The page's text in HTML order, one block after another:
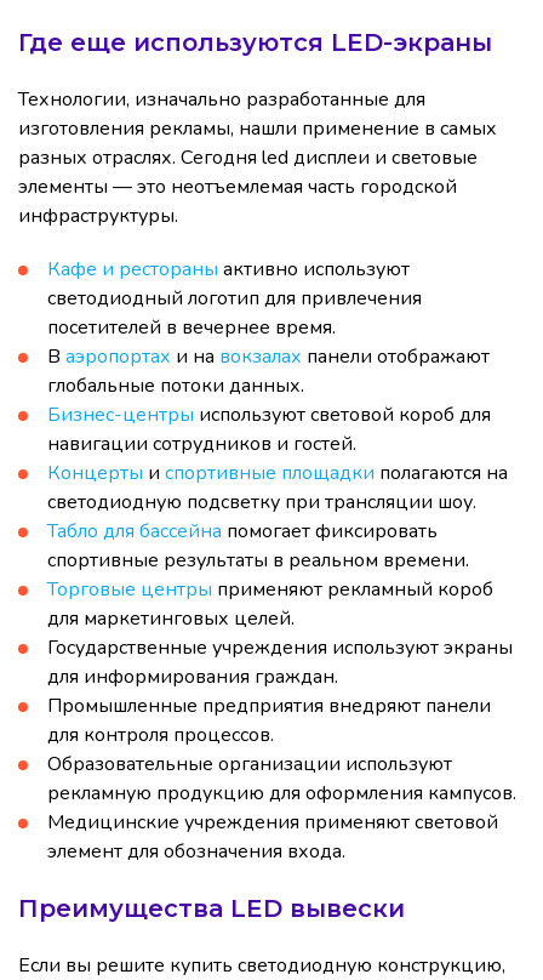
Где еще используются LED-экраны
Технологии, изначально разработанные для
изготовления рекламы, нашли применение в самых
разных отраслях. Сегодня led дисплеи и световые
элементы — это неотъемлемая часть городской
инфраструктуры.
Кафе и рестораны активно используют
светодиодный логотип для привлечения
посетителей в вечернее время.
В аэропортах и на вокзалах панели отображают
глобальные потоки данных.
Бизнес-центры используют световой короб для
навигации сотрудников и гостей.
Концерты и спортивные площадки полагаются на
светодиодную подсветку при трансляции шоу.
Табло для бассейна помогает фиксировать
спортивные результаты в реальном времени.
Торговые центры применяют рекламный короб
для маркетинговых целей.
Государственные учреждения используют экраны
для информирования граждан.
Промышленные предприятия внедряют панели
для контроля процессов.
Образовательные организации используют
рекламную продукцию для оформления кампусов.
Медицинские учреждения применяют световой
элемент для обозначения входа.
Преимущества LED вывески
Если вы решите купить светодиодную конструкцию,